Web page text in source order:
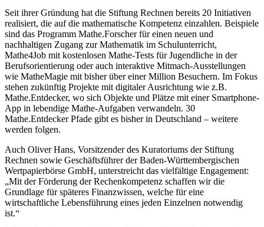
Seit ihrer Gründung hat die Stiftung Rechnen bereits 20 Initiativen
realisiert, die auf die mathematische Kompetenz einzahlen. Beispiele
sind das Programm Mathe.Forscher für einen neuen und
nachhaltigen Zugang zur Mathematik im Schulunterricht,
Mathe4Job mit kostenlosen Mathe-Tests für Jugendliche in der
Berufsorientierung oder auch interaktive Mitmach-Ausstellungen
wie MatheMagie mit bisher über einer Million Besuchern. Im Fokus
stehen zukünftig Projekte mit digitaler Ausrichtung wie z.B.
Mathe.Entdecker, wo sich Objekte und Plätze mit einer Smartphone-
App in lebendige Mathe-Aufgaben verwandeln. 30
Mathe.Entdecker Pfade gibt es bisher in Deutschland – weitere
werden folgen.
Auch Oliver Hans, Vorsitzender des Kuratoriums der Stiftung
Rechnen sowie Geschäftsführer der Baden-Württembergischen
Wertpapierbörse GmbH, unterstreicht das vielfältige Engagement:
„Mit der Förderung der Rechenkompetenz schaffen wir die
Grundlage für späteres Finanzwissen, welche für eine
wirtschaftliche Lebensführung eines jeden Einzelnen notwendig
ist.“